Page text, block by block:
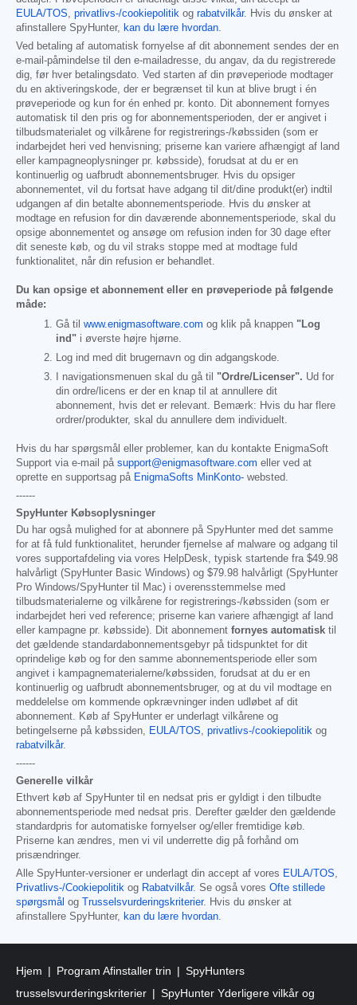
EULA/TOS, privatlivs-/cookiepolitik og rabatvilkår. Hvis du ønsker at
afinstallere SpyHunter, kan du lære hvordan.
Ved betaling af automatisk fornyelse af dit abonnement sendes der en
e-mail-påmindelse til den e-mailadresse, du angav, da du registrerede
dig, før hver betalingsdato. Ved starten af din prøveperiode modtager
du en aktiveringskode, der er begrænset til kun at blive brugt i én
prøveperiode og kun for én enhed pr. konto. Dit abonnement fornyes
automatisk til den pris og for abonnementsperioden, der er angivet i
tilbudsmaterialet og vilkårene for registrerings-/købssiden (som er
indarbejdet heri ved henvisning; priserne kan variere afhængigt af land
eller kampagneoplysninger pr. købsside), forudsat at du er en
kontinuerlig og uafbrudt abonnementsbruger. Hvis du opsiger
abonnementet, vil du fortsat have adgang til dit/dine produkt(er) indtil
udgangen af din betalte abonnementsperiode. Hvis du ønsker at
modtage en refusion for din daværende abonnementsperiode, skal du
opsige abonnementet og ansøge om refusion inden for 30 dage efter
dit seneste køb, og du vil straks stoppe med at modtage fuld
funktionalitet, når din refusion er behandlet.
Du kan opsige et abonnement eller en prøveperiode på følgende
måde:
Gå til www.enigmasoftware.com og klik på knappen "Log
ind" i øverste højre hjørne.
Log ind med dit brugernavn og din adgangskode.
I navigationsmenuen skal du gå til "Ordre/Licenser". Ud for
din ordre/licens er der en knap til at annullere dit
abonnement, hvis det er relevant. Bemærk: Hvis du har flere
ordrer/produkter, skal du annullere dem individuelt.
Hvis du har spørgsmål eller problemer, kan du kontakte EnigmaSoft
Support via e-mail på support@enigmasoftware.com eller ved at
oprette en supportsag på EnigmaSofts MinKonto- websted.
------
SpyHunter Købsoplysninger
Du har også mulighed for at abonnere på SpyHunter med det samme
for at få fuld funktionalitet, herunder fjernelse af malware og adgang til
vores supportafdeling via vores HelpDesk, typisk startende fra $49.98
halvårligt (SpyHunter Basic Windows) og $79.98 halvårligt (SpyHunter
Pro Windows/SpyHunter til Mac) i overensstemmelse med
tilbudsmaterialerne og vilkårene for registrerings-/købssiden (som er
indarbejdet heri ved reference; priserne kan variere afhængigt af land
eller kampagne pr. købsside). Dit abonnement fornyes automatisk til
det gældende standardabonnementsgebyr på tidspunktet for dit
oprindelige køb og for den samme abonnementsperiode eller som
angivet i kampagnematerialerne/købssiden, forudsat at du er en
kontinuerlig og uafbrudt abonnementsbruger, og at du vil modtage en
meddelelse om kommende opkrævninger inden udløbet af dit
abonnement. Køb af SpyHunter er underlagt vilkårene og
betingelserne på købssiden, EULA/TOS, privatlivs-/cookiepolitik og
rabatvilkår.
------
Generelle vilkår
Ethvert køb af SpyHunter til en nedsat pris er gyldigt i den tilbudte
abonnementsperiode med nedsat pris. Derefter gælder den gældende
standardpris for automatiske fornyelser og/eller fremtidige køb.
Priserne kan ændres, men vi vil underrette dig på forhånd om
prisændringer.
Alle SpyHunter-versioner er underlagt din accept af vores EULA/TOS,
Privatlivs-/Cookiepolitik og Rabatvilkår. Se også vores Ofte stillede
spørgsmål og Trusselsvurderingskriterier. Hvis du ønsker at
afinstallere SpyHunter, kan du lære hvordan.
Hjem Program Afinstaller trin
SpyHunters
trusselsvurderingskriterier
SpyHunter Yderligere vilkår og